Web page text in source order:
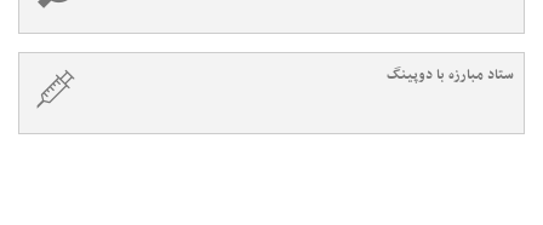
ستاد مبارزه با دوپینگ